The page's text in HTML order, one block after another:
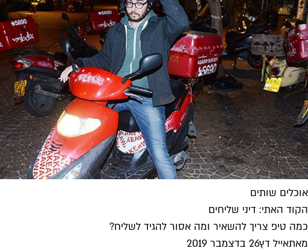
אוכלים שותים
הקוד האתי: דיני שליחים
כמה טיפ צריך להשאיר ומה אסור להגיד לשליח?
מאתאייל דץ26 בדצמבר 2019